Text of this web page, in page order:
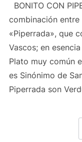
BONITO CON
combinación entre
«Piperrada», que
Vascos; en
Plato muy común
es Sinónimo de
Piperrada son